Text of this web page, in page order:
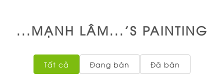
...MẠNH LÂM...'S PAINTING
Tất cả Đang bán Đã bán